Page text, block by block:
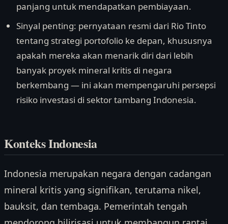
panjang untuk mendapatkan pembiayaan.
Sinyal penting: pernyataan resmi dari Rio Tinto
tentang strategi portofolio ke depan, khususnya
apakah mereka akan menarik diri dari lebih
banyak proyek mineral kritis di negara
berkembang — ini akan mempengaruhi persepsi
risiko investasi di sektor tambang Indonesia.
Konteks Indonesia
Indonesia merupakan negara dengan cadangan
mineral kritis yang signifikan, terutama nikel,
bauksit, dan tembaga. Pemerintah tengah